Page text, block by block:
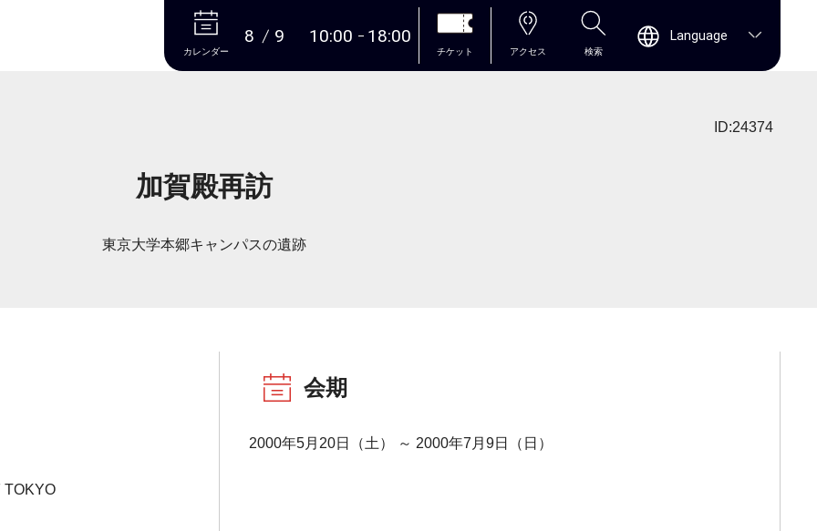
本文へ
カレンダー
8 9 10:00 18:00
チケット アクセス 検索
Language
ID:24374
加賀殿再訪
東京大学本郷キャンパスの遺跡
TOKYO
会期
2000年5月20日（土） ～ 2000年7月9日（日）